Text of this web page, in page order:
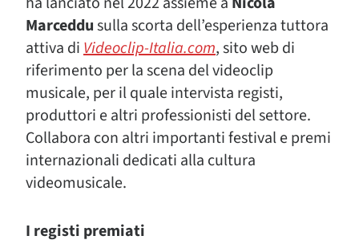
Marceddusulla scorta dell’esperienza tuttora
attiva diVideoclip-Italia.com, sito web di
riferimento per la scena del videoclip
musicale, per il quale intervista registi,
produttori e altri professionisti del settore.
Collabora con altri importanti festival e premi
internazionali dedicati alla cultura
videomusicale.
I registi premiati